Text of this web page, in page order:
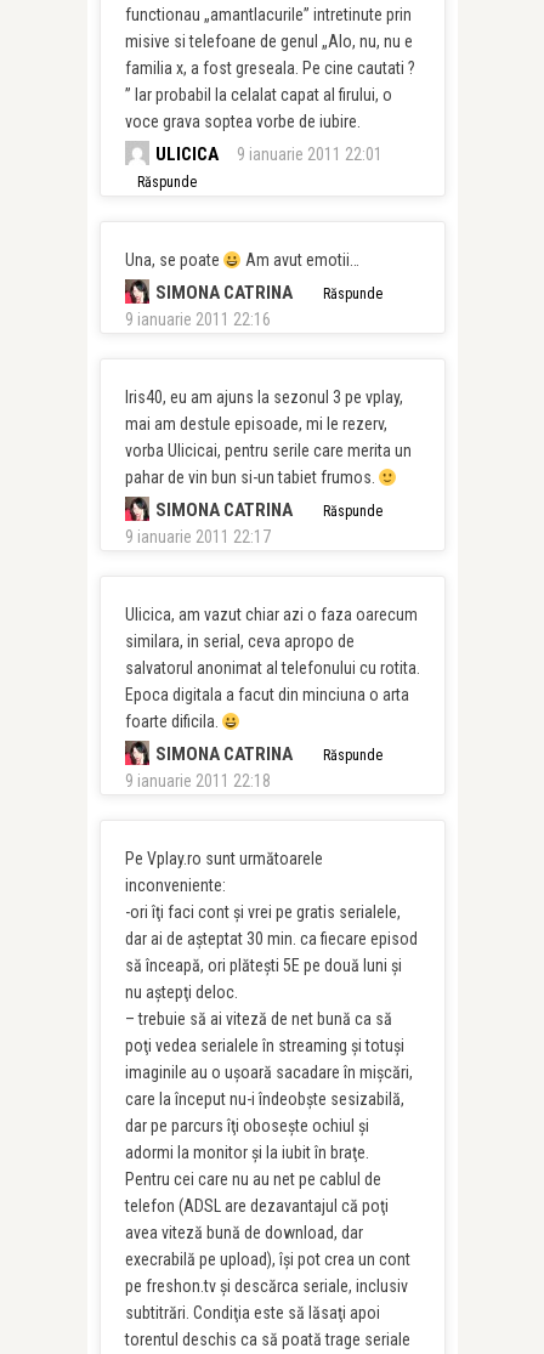
functionau „amantlacurile” intretinute prin
misive si telefoane de genul „Alo, nu, nu e
familia x, a fost greseala. Pe cine cautati ?
” Iar probabil la celalat capat al firului, o
voce grava soptea vorbe de iubire.
ULICICA 9 ianuarie 2011 22:01
Răspunde
Una, se poate Am avut emotii…
SIMONA CATRINA
9 ianuarie 2011 22:16
Răspunde
Iris40, eu am ajuns la sezonul 3 pe vplay,
mai am destule episoade, mi le rezerv,
vorba Ulicicai, pentru serile care merita un
pahar de vin bun si-un tabiet frumos.
SIMONA CATRINA
9 ianuarie 2011 22:17
Răspunde
Ulicica, am vazut chiar azi o faza oarecum
similara, in serial, ceva apropo de
salvatorul anonimat al telefonului cu rotita.
Epoca digitala a facut din minciuna o arta
foarte dificila.
SIMONA CATRINA
9 ianuarie 2011 22:18
Răspunde
Pe Vplay.ro sunt următoarele
inconveniente:
-ori îţi faci cont şi vrei pe gratis serialele,
dar ai de aşteptat 30 min. ca fiecare episod
să înceapă, ori plăteşti 5E pe două luni şi
nu aştepţi deloc.
– trebuie să ai viteză de net bună ca să
poţi vedea serialele în streaming şi totuşi
imaginile au o uşoară sacadare în mişcări,
care la început nu-i îndeobşte sesizabilă,
dar pe parcurs îţi oboseşte ochiul şi
adormi la monitor şi la iubit în braţe.
Pentru cei care nu au net pe cablul de
telefon (ADSL are dezavantajul că poţi
avea viteză bună de download, dar
execrabilă pe upload), îşi pot crea un cont
pe freshon.tv şi descărca seriale, inclusiv
subtitrări. Condiţia este să lăsaţi apoi
torentul deschis ca să poată trage seriale